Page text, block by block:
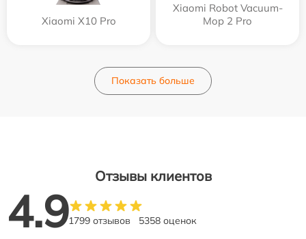
Xiaomi X10 Pro
Xiaomi Robot Vacuum-
Mop 2 Pro
Показать больше
Отзывы клиентов
4.91799 отзывов 5358 оценок